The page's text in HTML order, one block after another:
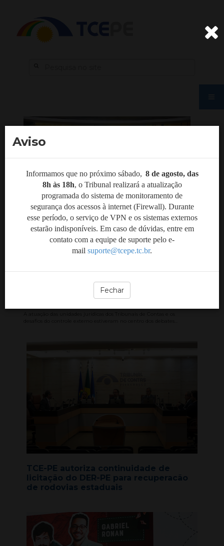
Encontro reúne áreas
jurídicas dos Tribunais de
Contas para discutir
desafios do controle
TCE-PE autoriza continuidade de
licitação do DER-PE para recuperacão
de rodovias estaduais
Aviso
Informamos que no próximo sábado, 8 de agosto, das
8h às 18h, o Tribunal realizará a atualização
programada do sistema de monitoramento de
segurança dos acessos à internet (Firewall). Durante
esse período, o serviço de VPN e os sistemas externos
estarão indisponíveis. Em caso de dúvidas, entre em
contato com a equipe de suporte pelo e-
mail suporte@tcepe.tc.br.
Fechar